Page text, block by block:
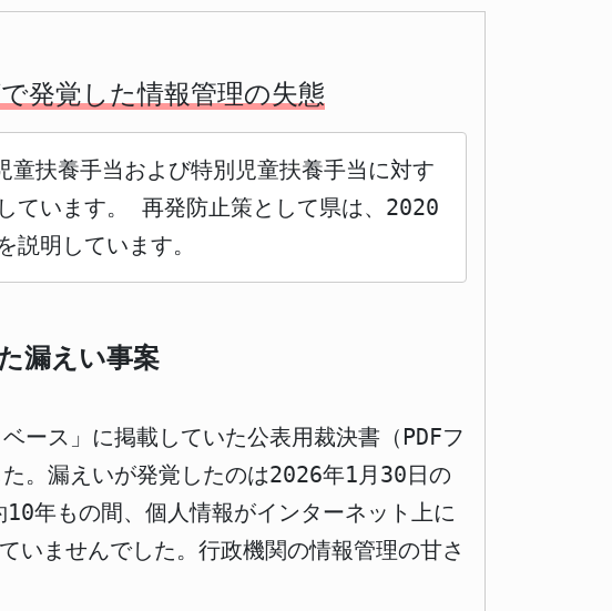
発覚した情報管理の失態
扶養手当および特別児童扶養手当に対す
ています。 再発防止策として県は、2020
明しています。
漏えい事案
ース」に掲載していた公表用裁決書（PDFフ
。漏えいが発覚したのは2026年1月30日の
年もの間、個人情報がインターネット上に
いませんでした。行政機関の情報管理の甘さ